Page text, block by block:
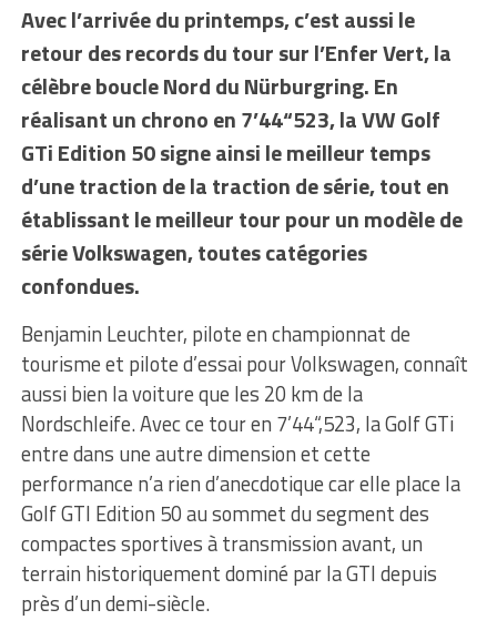
Avec l’arrivée du printemps, c’est aussi le
retour des records du tour sur l’Enfer Vert, la
célèbre boucle Nord du Nürburgring. En
réalisant un chrono en 7’44“523, la VW Golf
GTi Edition 50 signe ainsi le meilleur temps
d’une traction de la traction de série, tout en
établissant le meilleur tour pour un modèle de
série Volkswagen, toutes catégories
confondues.
Benjamin Leuchter, pilote en championnat de
tourisme et pilote d’essai pour Volkswagen, connaît
aussi bien la voiture que les 20 km de la
Nordschleife. Avec ce tour en 7’44“,523, la Golf GTi
entre dans une autre dimension et cette
performance n’a rien d’anecdotique car elle place la
Golf GTI Edition 50 au sommet du segment des
compactes sportives à transmission avant, un
terrain historiquement dominé par la GTI depuis
près d’un demi-siècle.